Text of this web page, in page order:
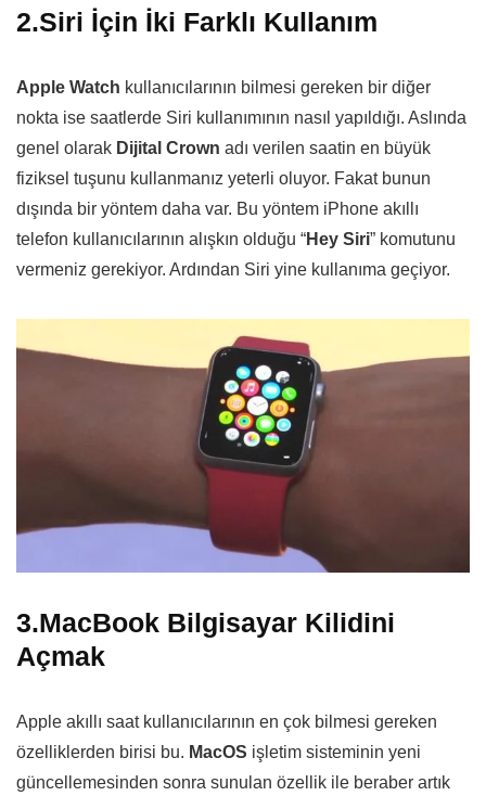
2.Siri İçin İki Farklı Kullanım
Apple Watch kullanıcılarının bilmesi gereken bir diğer
nokta ise saatlerde Siri kullanımının nasıl yapıldığı. Aslında
genel olarak Dijital Crown adı verilen saatin en büyük
fiziksel tuşunu kullanmanız yeterli oluyor. Fakat bunun
dışında bir yöntem daha var. Bu yöntem iPhone akıllı
telefon kullanıcılarının alışkın olduğu “Hey Siri” komutunu
vermeniz gerekiyor. Ardından Siri yine kullanıma geçiyor.
3.MacBook Bilgisayar Kilidini
Açmak
Apple akıllı saat kullanıcılarının en çok bilmesi gereken
özelliklerden birisi bu. MacOS işletim sisteminin yeni
güncellemesinden sonra sunulan özellik ile beraber artık